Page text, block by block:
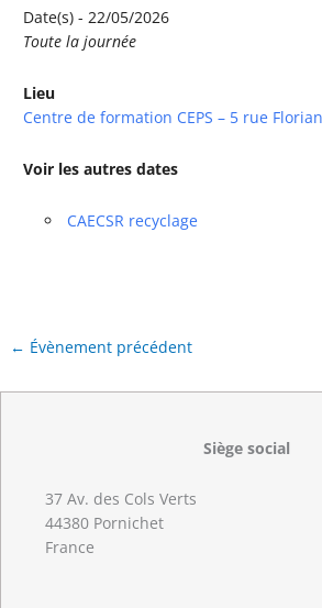
Date(s) - 22/05/2026
Toute la journée
Lieu
Centre de formation CEPS – 5 rue
Voir les autres dates
CAECSR recyclage
← Évènement précédent
Siège social
37 Av. des Cols Verts
44380 Pornichet
France